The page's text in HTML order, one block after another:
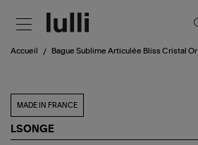
Accueil Bague Sublime Articulée Bliss Cristal Or
MADE IN FRANCE
LSONGE